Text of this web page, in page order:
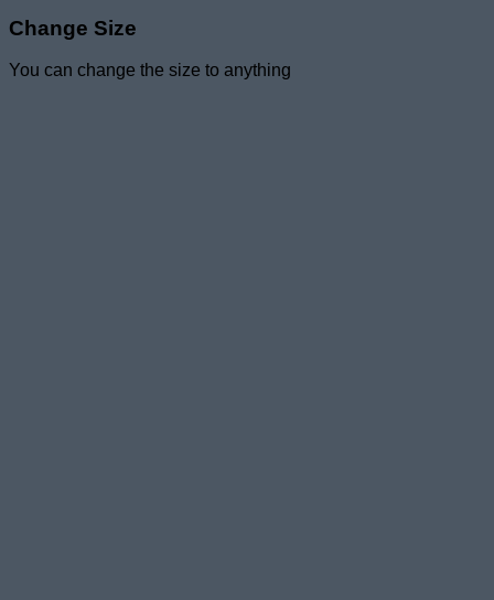
Change Size
You can change the size to anything